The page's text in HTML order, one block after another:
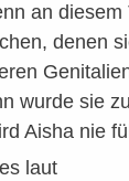
an diesem
denen
wurde sie
Aisha nie
laut